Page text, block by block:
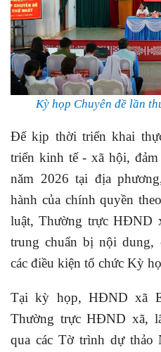
Kỳ họp Chuyên đề lần
Để kịp thời triển khai
triển kinh tế - xã hội,
năm 2026 tại địa
hành của chính quyền
luật, Thường trực HĐND
trung chuẩn bị nội dung,
các điều kiện tổ chức Kỳ
Tại kỳ họp, HĐND xã
Thường trực HĐND xã,
qua các Tờ trình dự thảo